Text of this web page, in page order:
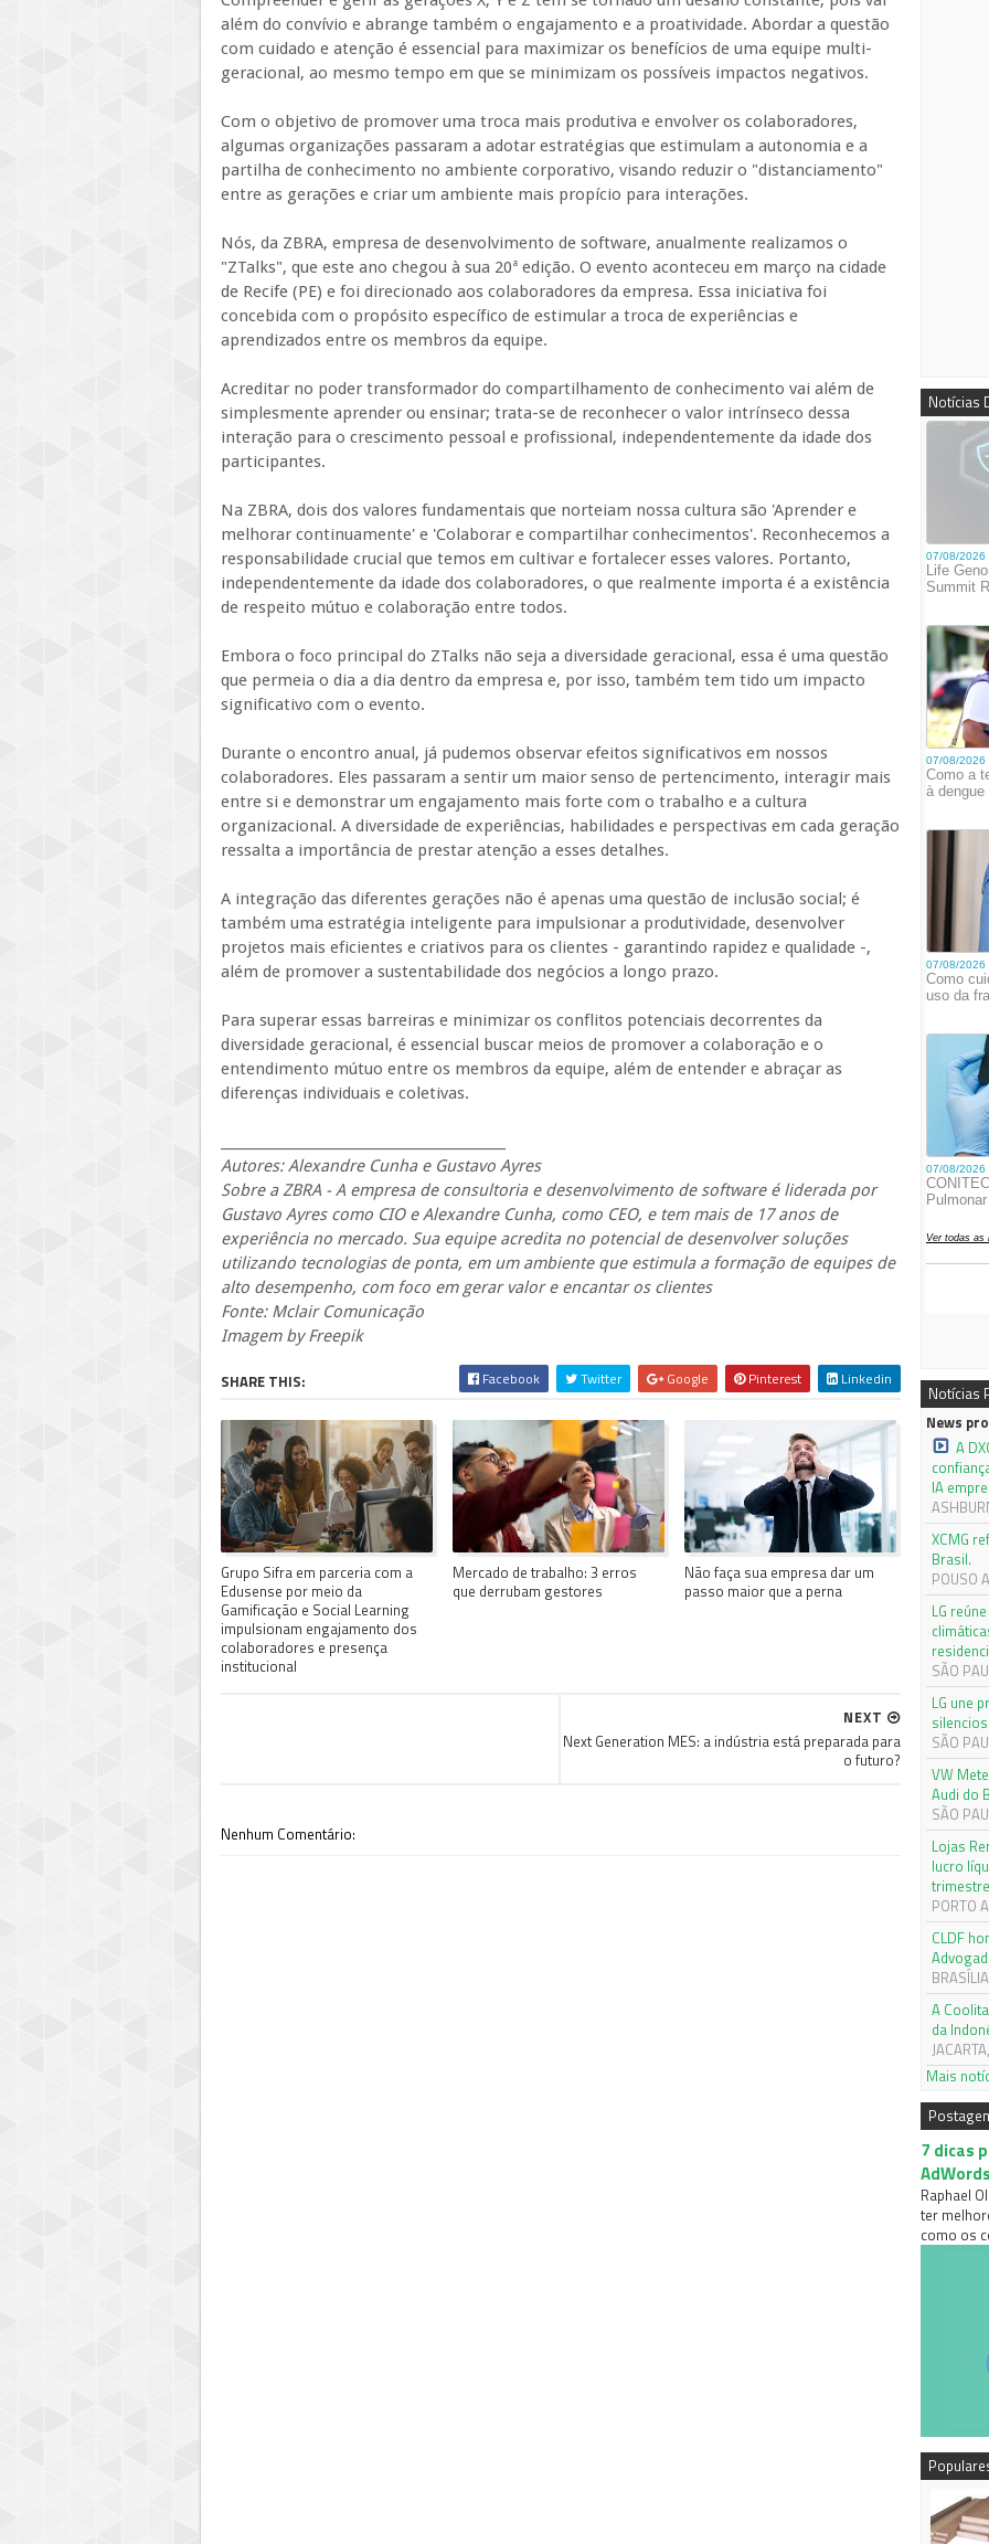
além do convívio e abrange também o engajamento e a proatividade. Abordar a questão
com cuidado e atenção é essencial para maximizar os benefícios de uma equipe multi-
geracional, ao mesmo tempo em que se minimizam os possíveis impactos negativos.
Com o objetivo de promover uma troca mais produtiva e envolver os colaboradores,
algumas organizações passaram a adotar estratégias que estimulam a autonomia e a
partilha de conhecimento no ambiente corporativo, visando reduzir o "distanciamento"
entre as gerações e criar um ambiente mais propício para interações.
Nós, da ZBRA, empresa de desenvolvimento de software, anualmente realizamos o
"ZTalks", que este ano chegou à sua 20ª edição. O evento aconteceu em março na cidade
de Recife (PE) e foi direcionado aos colaboradores da empresa. Essa iniciativa foi
concebida com o propósito específico de estimular a troca de experiências e
aprendizados entre os membros da equipe.
Acreditar no poder transformador do compartilhamento de conhecimento vai além de
simplesmente aprender ou ensinar; trata-se de reconhecer o valor intrínseco dessa
interação para o crescimento pessoal e profissional, independentemente da idade dos
participantes.
Na ZBRA, dois dos valores fundamentais que norteiam nossa cultura são 'Aprender e
melhorar continuamente' e 'Colaborar e compartilhar conhecimentos'. Reconhecemos a
responsabilidade crucial que temos em cultivar e fortalecer esses valores. Portanto,
independentemente da idade dos colaboradores, o que realmente importa é a existência
de respeito mútuo e colaboração entre todos.
Embora o foco principal do ZTalks não seja a diversidade geracional, essa é uma questão
que permeia o dia a dia dentro da empresa e, por isso, também tem tido um impacto
significativo com o evento.
Durante o encontro anual, já pudemos observar efeitos significativos em nossos
colaboradores. Eles passaram a sentir um maior senso de pertencimento, interagir mais
entre si e demonstrar um engajamento mais forte com o trabalho e a cultura
organizacional. A diversidade de experiências, habilidades e perspectivas em cada geração
ressalta a importância de prestar atenção a esses detalhes.
A integração das diferentes gerações não é apenas uma questão de inclusão social; é
também uma estratégia inteligente para impulsionar a produtividade, desenvolver
projetos mais eficientes e criativos para os clientes - garantindo rapidez e qualidade -,
além de promover a sustentabilidade dos negócios a longo prazo.
Para superar essas barreiras e minimizar os conflitos potenciais decorrentes da
diversidade geracional, é essencial buscar meios de promover a colaboração e o
entendimento mútuo entre os membros da equipe, além de entender e abraçar as
diferenças individuais e coletivas.
Autores: Alexandre Cunha e Gustavo Ayres
Sobre a ZBRA - A empresa de consultoria e desenvolvimento de software é liderada por
Gustavo Ayres como CIO e Alexandre Cunha, como CEO, e tem mais de 17 anos de
experiência no mercado. Sua equipe acredita no potencial de desenvolver soluções
utilizando tecnologias de ponta, em um ambiente que estimula a formação de equipes de
alto desempenho, com foco em gerar valor e encantar os clientes
Fonte: Mclair Comunicação
Imagem by Freepik
SHARE THIS: Facebook Twitter Google Pinterest Linkedin
Grupo Sifra em parceria com a
Edusense por meio da
Gamificação e Social Learning
impulsionam engajamento dos
colaboradores e presença
institucional
Mercado de trabalho: 3 erros
que derrubam gestores
Não faça sua empresa dar um
passo maior que a perna
NEXT
Next Generation MES: a indústria está preparada para
o futuro?
Nenhum Comentário:
Notícias
Notícias
News
A
IA
XCMG
Brasil.
POUSO
LG
SÃO
LG une
SÃO
VW
Audi do
SÃO
Lojas
lucro
trimestre
PORTO
CLDF
A
da
Mais
7 dicas
Raphael
ter
como os